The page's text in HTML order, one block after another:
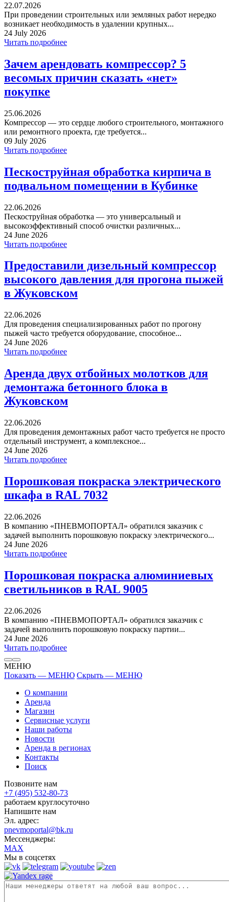
22.07.2026
При проведении строительных или земляных работ нередко
возникает необходимость в удалении крупных...
24 July 2026
Читать подробнее
Зачем арендовать компрессор? 5
весомых причин сказать «нет»
покупке
25.06.2026
Компрессор — это сердце любого строительного, монтажного
или ремонтного проекта, где требуется...
09 July 2026
Читать подробнее
Пескоструйная обработка кирпича в
подвальном помещении в Кубинке
22.06.2026
Пескоструйная обработка — это универсальный и
высокоэффективный способ очистки различных...
24 June 2026
Читать подробнее
Предоставили дизельный компрессор
высокого давления для прогона пыжей
в Жуковском
22.06.2026
Для проведения специализированных работ по прогону
пыжей часто требуется оборудование, способное...
24 June 2026
Читать подробнее
Аренда двух отбойных молотков для
демонтажа бетонного блока в
Жуковском
22.06.2026
Для проведения демонтажных работ часто требуется не просто
отдельный инструмент, а комплексное...
24 June 2026
Читать подробнее
Порошковая покраска электрического
шкафа в RAL 7032
22.06.2026
В компанию «ПНЕВМОПОРТАЛ» обратился заказчик с
задачей выполнить порошковую покраску электрического...
24 June 2026
Читать подробнее
Порошковая покраска алюминиевых
светильников в RAL 9005
22.06.2026
В компанию «ПНЕВМОПОРТАЛ» обратился заказчик с
задачей выполнить порошковую покраску партии...
24 June 2026
Читать подробнее
МЕНЮ
Показать — МЕНЮ Скрыть — МЕНЮ
О компании
Аренда
Магазин
Сервисные услуги
Наши работы
Новости
Аренда в регионах
Контакты
Поиск
Позвоните нам
+7 (495) 532-80-73
работаем круглосуточно
Напишите нам
Эл. адрес:
pnevmoportal@bk.ru
Мессенджеры:
MAX
Мы в соцсетях